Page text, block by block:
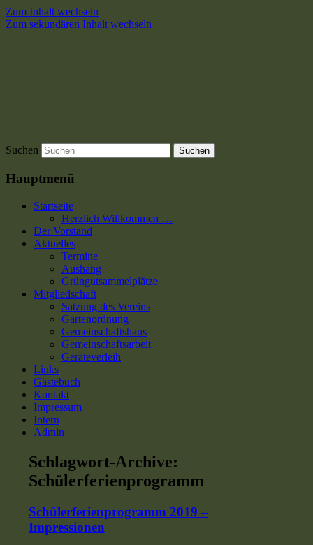
Zum Inhalt wechseln
Zum sekundären Inhalt wechseln
Suchen
Hauptmenü
Startseite
Herzlich Willkommen …
Der Vorstand
Aktuelles
Termine
Aushang
Grüngutsammelplätze
Mitgliedschaft
Satzung des Vereins
Gartenordnung
Gemeinschaftshaus
Gemeinschaftsarbeit
Geräteverleih
Links
Gästebuch
Kontakt
Impressum
Intern
Admin
Schlagwort-Archive:
Schülerferienprogramm
Schülerferienprogramm 2019 –
Impressionen